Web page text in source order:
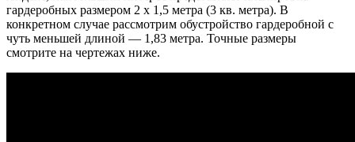
гардеробных размером 2 x 1,5 метра (3 кв. метра). В
конкретном случае рассмотрим обустройство гардеробной с
чуть меньшей длиной — 1,83 метра. Точные размеры
смотрите на чертежах ниже.